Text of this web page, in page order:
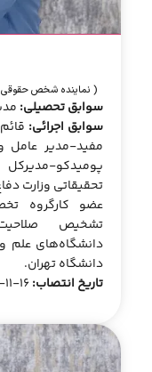
( نماینده شخص حقوقی
سوابق تحصیلی:
سوابق اجرائی:
مفید-مدیر
پومیدکو-
تحقیقاتی وزارت
عضو کارگروه
تشخیص
دانشگاه‌های علم
دانشگاه تهران.
تاریخ انتصاب: